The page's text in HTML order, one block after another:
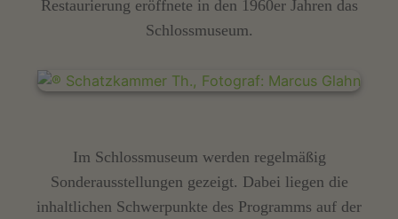
Restaurierung eröffnete in den 1960er Jahren das
Schlossmuseum.
Im Schlossmuseum werden regelmäßig
Sonderausstellungen gezeigt. Dabei liegen die
inhaltlichen Schwerpunkte des Programms auf der